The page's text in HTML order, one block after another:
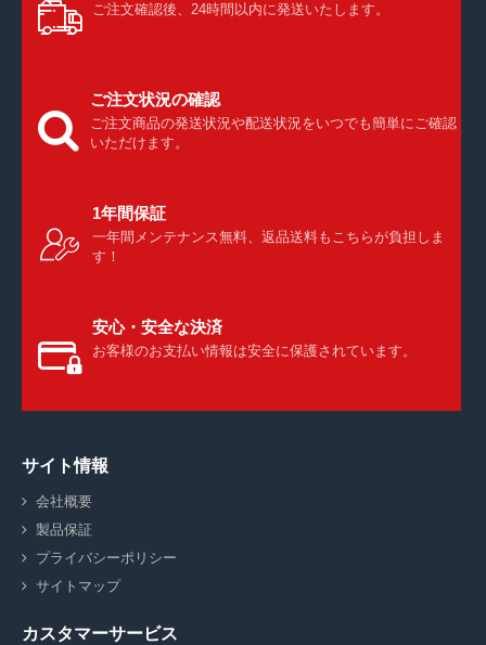
ご注文確認後、24時間以内に発送いたします。
ご注文状況の確認
ご注文商品の発送状況や配送状況をいつでも簡単にご確認
いただけます。
1年間保証
一年間メンテナンス無料、返品送料もこちらが負担しま
す！
安心・安全な決済
お客様のお支払い情報は安全に保護されています。
サイト情報
会社概要
製品保証
プライバシーポリシー
サイトマップ
カスタマーサービス